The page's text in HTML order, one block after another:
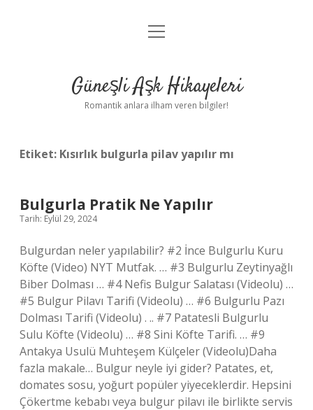
Anasayfa
Yasal Uyarı
menüyü
Güneşli Aşk Hikayeleri
Romantik anlara ilham veren bilgiler!
Etiket: Kısırlık bulgurla pilav yapılır mı
Bulgurla Pratik Ne Yapılır
Tarih: Eylül 29, 2024
Bulgurdan neler yapılabilir? #2 İnce Bulgurlu Kuru
Köfte (Video) NYT Mutfak. … #3 Bulgurlu Zeytinyağlı
Biber Dolması … #4 Nefis Bulgur Salatası (Videolu) …
#5 Bulgur Pilavı Tarifi (Videolu) … #6 Bulgurlu Pazı
Dolması Tarifi (Videolu) . .. #7 Patatesli Bulgurlu
Sulu Köfte (Videolu) … #8 Sini Köfte Tarifi. … #9
Antakya Usulü Muhteşem Külçeler (Videolu)Daha
fazla makale… Bulgur neyle iyi gider? Patates, et,
domates sosu, yoğurt popüler yiyeceklerdir. Hepsini
Çökertme kebabı veya bulgur pilavı ile birlikte servis